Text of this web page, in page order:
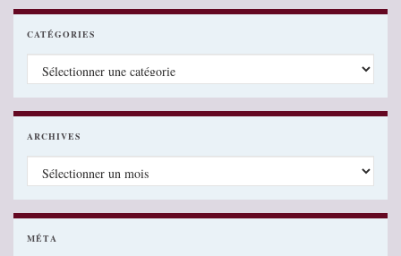
CATÉGORIES
Catégories
ARCHIVES
Archives
MÉTA